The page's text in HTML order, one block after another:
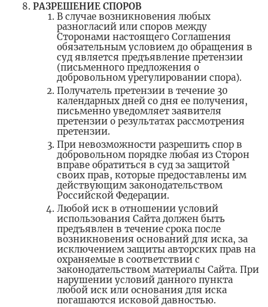
РАЗРЕШЕНИЕ СПОРОВ
В случае возникновения любых
разногласий или споров между
Сторонами настоящего Соглашения
обязательным условием до обращения в
суд является предъявление претензии
(письменного предложения о
добровольном урегулировании спора).
Получатель претензии в течение 30
календарных дней со дня ее получения,
письменно уведомляет заявителя
претензии о результатах рассмотрения
претензии.
При невозможности разрешить спор в
добровольном порядке любая из Сторон
вправе обратиться в суд за защитой
своих прав, которые предоставлены им
действующим законодательством
Российской Федерации.
Любой иск в отношении условий
использования Сайта должен быть
предъявлен в течение срока после
возникновения оснований для иска, за
исключением защиты авторских прав на
охраняемые в соответствии с
законодательством материалы Сайта. При
нарушении условий данного пункта
любой иск или основания для иска
погашаются исковой давностью.